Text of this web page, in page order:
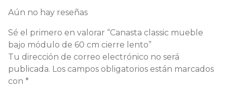
Aún no hay reseñas
Sé el primero en valorar “Canasta classic mueble
bajo módulo de 60 cm cierre lento”
Tu dirección de correo electrónico no será
publicada. Los campos obligatorios están marcados
con *